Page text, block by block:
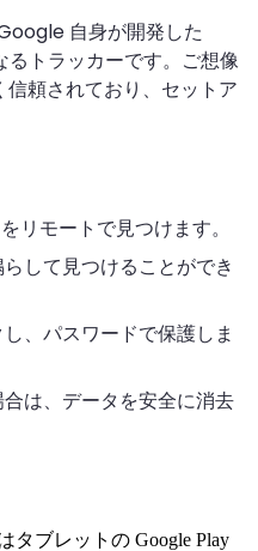
自身が開発した
トラッカーです。ご想像
頼されており、セットア
リモートで見つけます。
して見つけることができ
、パスワードで保護しま
は、データを安全に消去
タブレットの Google Play